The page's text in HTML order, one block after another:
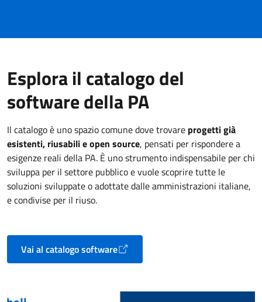
Esplora il catalogo del
software della PA
Il catalogo è uno spazio comune dove trovare progetti già
esistenti, riusabili e open source, pensati per rispondere a
esigenze reali della PA. È uno strumento indispensabile per chi
sviluppa per il settore pubblico e vuole scoprire tutte le
soluzioni sviluppate o adottate dalle amministrazioni italiane,
e condivise per il riuso.
Vai al catalogo software
Apre in un nuovo tab